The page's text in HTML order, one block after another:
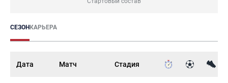
СЕЗОНКАРЬЕРА
Дата Матч Стадия